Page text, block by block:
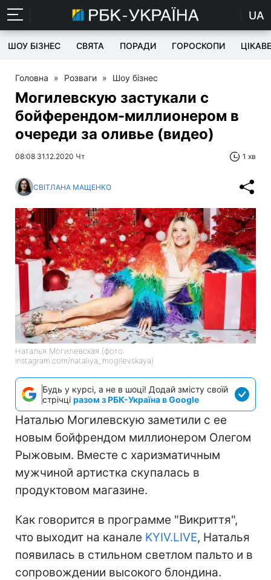
UA
ШОУ БІЗНЕС СВЯТА ПОРАДИ ГОРОСКОПИ ЦІКАВЕ
Головна » Розваги » Шоу бізнес
Могилевскую застукали с
бойферендом-миллионером в
очереди за оливье (видео)
08:08 31.12.2020 Чт 1 хв
СВІТЛАНА МАЩЕНКО
Наталья Могилевская (фото:
instagram.com/nataliya_mogilevskaya)
Будь у курсі, а не в шоці! Додай змісту своїй
стрічці разом з РБК-Україна в Google
Наталью Могилевскую заметили с ее
новым бойфрендом миллионером Олегом
Рыжовым. Вместе с харизматичным
мужчиной артистка скупалась в
продуктовом магазине.
Как говорится в программе "Викриття",
что выходит на канале KYIV.LIVE, Наталья
появилась в стильном светлом пальто и в
сопровождении высокого блондина.